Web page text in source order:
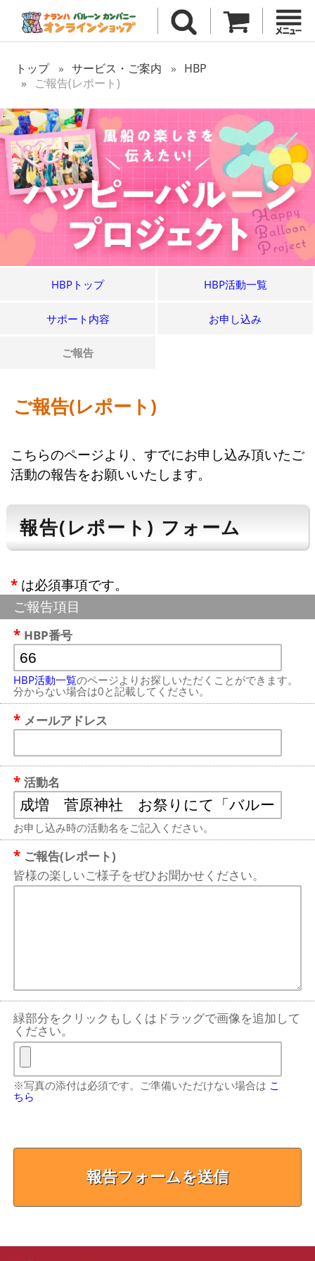
トップ サービス・ご案内
HBP
ご報告(レポート)
HBPトップ HBP活動一覧
サポート内容 お申し込み
ご報告
ご報告(レポート)
こちらのページより、すでにお申し込み頂いたご
活動の報告をお願いいたします。
報告(レポート) フォーム
*は必須事項です。
ご報告項目
HBP番号
HBP活動一覧のページよりお探しいただくことができます。
分からない場合は0と記載してください。
メールアドレス
活動名
お申し込み時の活動名をご記入ください。
ご報告(レポート)
皆様の楽しいご様子をぜひお聞かせください。
緑部分をクリックもしくはドラッグで画像を追加して
ください。
※写真の添付は必須です。ご準備いただけない場合は こ
ちら
報告フォームを送信